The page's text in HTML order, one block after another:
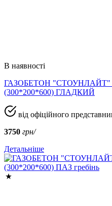
В наявності
ГАЗОБЕТОН "СТОУНЛАЙТ"
(300*200*600) ГЛАДКИЙ
від офіційного
3750 грн/
Детальніше